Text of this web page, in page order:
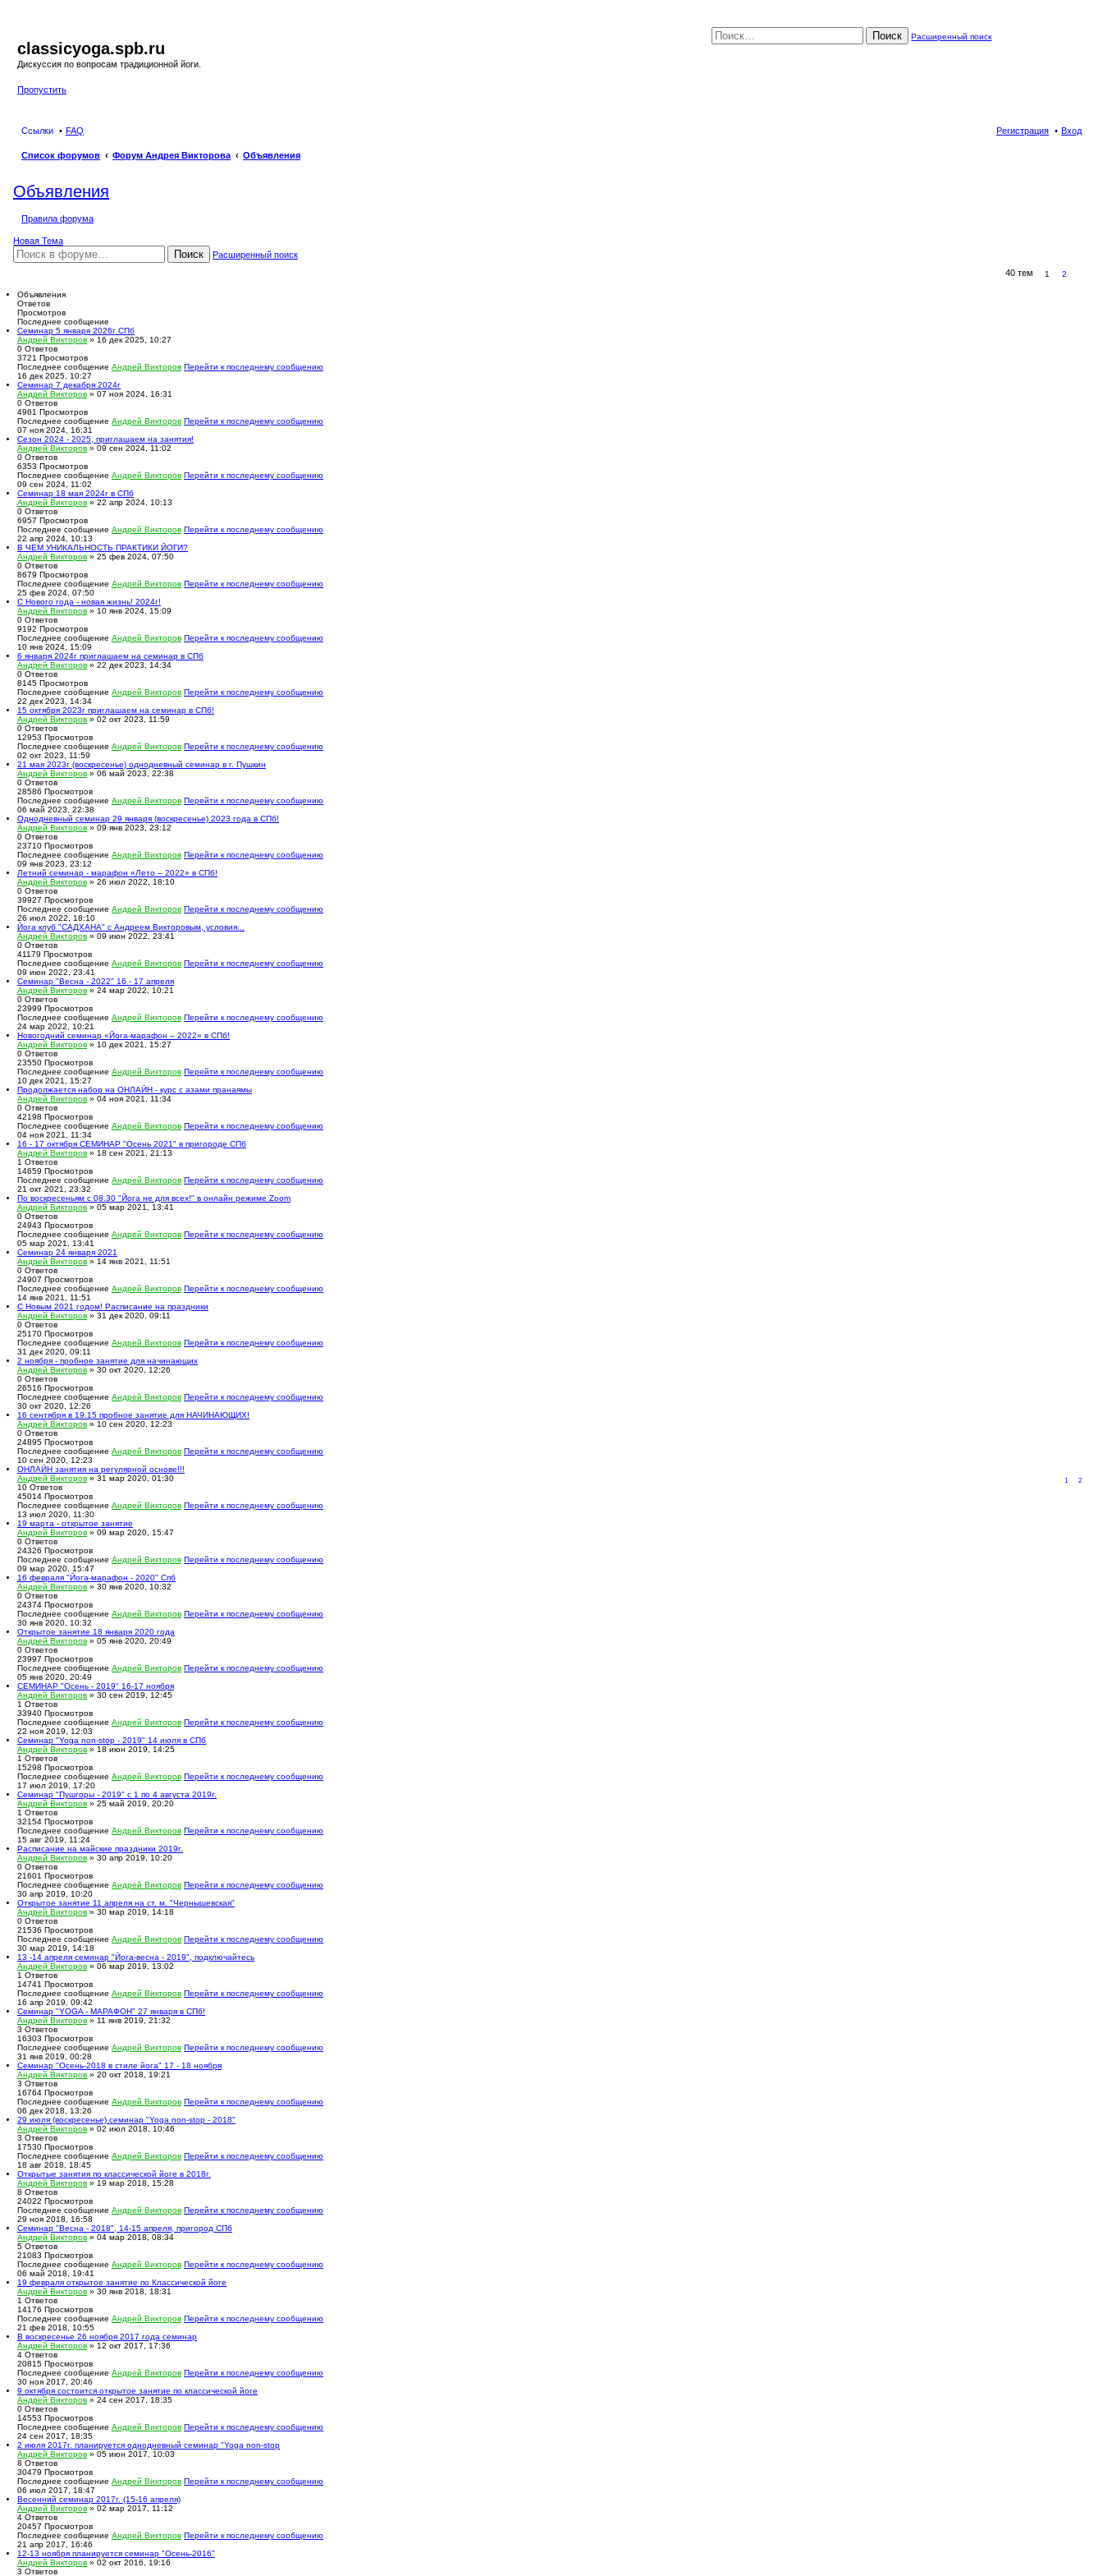
classicyoga.spb.ru
Дискуссия по вопросам традиционной йоги.
Пропустить
Поиск Расширенный поиск
Ссылки FAQ Вход
Регистрация
Список форумов Форум Андрея Викторова Объявления
Объявления
Правила форума
Новая Тема
Поиск
Расширенный поиск
40 тем
1 2
Объявления
Ответов
Просмотров
Последнее сообщение
Семинар 5 января 2026г СПб
Андрей Викторов » 16 дек 2025, 10:27
0 Ответов
3721 Просмотров
Последнее сообщение Андрей Викторов Перейти к последнему сообщению
16 дек 2025, 10:27
Семинар 7 декабря 2024г
Андрей Викторов » 07 ноя 2024, 16:31
0 Ответов
4961 Просмотров
Последнее сообщение Андрей Викторов Перейти к последнему сообщению
07 ноя 2024, 16:31
Сезон 2024 - 2025, приглашаем на занятия!
Андрей Викторов » 09 сен 2024, 11:02
0 Ответов
6353 Просмотров
Последнее сообщение Андрей Викторов Перейти к последнему сообщению
09 сен 2024, 11:02
Семинар 18 мая 2024г в СПб
Андрей Викторов » 22 апр 2024, 10:13
0 Ответов
6957 Просмотров
Последнее сообщение Андрей Викторов Перейти к последнему сообщению
22 апр 2024, 10:13
В ЧЕМ УНИКАЛЬНОСТЬ ПРАКТИКИ ЙОГИ?
Андрей Викторов » 25 фев 2024, 07:50
0 Ответов
8679 Просмотров
Последнее сообщение Андрей Викторов Перейти к последнему сообщению
25 фев 2024, 07:50
С Нового года - новая жизнь! 2024г!
Андрей Викторов » 10 янв 2024, 15:09
0 Ответов
9192 Просмотров
Последнее сообщение Андрей Викторов Перейти к последнему сообщению
10 янв 2024, 15:09
6 января 2024г приглашаем на семинар в СПб
Андрей Викторов » 22 дек 2023, 14:34
0 Ответов
8145 Просмотров
Последнее сообщение Андрей Викторов Перейти к последнему сообщению
22 дек 2023, 14:34
15 октября 2023г приглашаем на семинар в СПб!
Андрей Викторов » 02 окт 2023, 11:59
0 Ответов
12953 Просмотров
Последнее сообщение Андрей Викторов Перейти к последнему сообщению
02 окт 2023, 11:59
21 мая 2023г (воскресенье) однодневный семинар в г. Пушкин
Андрей Викторов » 06 май 2023, 22:38
0 Ответов
28586 Просмотров
Последнее сообщение Андрей Викторов Перейти к последнему сообщению
06 май 2023, 22:38
Однодневный семинар 29 января (воскресенье) 2023 года в СПб!
Андрей Викторов » 09 янв 2023, 23:12
0 Ответов
23710 Просмотров
Последнее сообщение Андрей Викторов Перейти к последнему сообщению
09 янв 2023, 23:12
Летний семинар - марафон «Лето – 2022» в СПб!
Андрей Викторов » 26 июл 2022, 18:10
0 Ответов
39927 Просмотров
Последнее сообщение Андрей Викторов Перейти к последнему сообщению
26 июл 2022, 18:10
Йога клуб "САДХАНА" с Андреем Викторовым, условия...
Андрей Викторов » 09 июн 2022, 23:41
0 Ответов
41179 Просмотров
Последнее сообщение Андрей Викторов Перейти к последнему сообщению
09 июн 2022, 23:41
Семинар "Весна - 2022" 16 - 17 апреля
Андрей Викторов » 24 мар 2022, 10:21
0 Ответов
23999 Просмотров
Последнее сообщение Андрей Викторов Перейти к последнему сообщению
24 мар 2022, 10:21
Новогодний семинар «Йога-марафон – 2022» в СПб!
Андрей Викторов » 10 дек 2021, 15:27
0 Ответов
23550 Просмотров
Последнее сообщение Андрей Викторов Перейти к последнему сообщению
10 дек 2021, 15:27
Продолжается набор на ОНЛАЙН - курс с азами пранаямы
Андрей Викторов » 04 ноя 2021, 11:34
0 Ответов
42198 Просмотров
Последнее сообщение Андрей Викторов Перейти к последнему сообщению
04 ноя 2021, 11:34
16 - 17 октября СЕМИНАР "Осень 2021" в пригороде СПб
Андрей Викторов » 18 сен 2021, 21:13
1 Ответов
14659 Просмотров
Последнее сообщение Андрей Викторов Перейти к последнему сообщению
21 окт 2021, 23:32
По воскресеньям с 08.30 "Йога не для всех!" в онлайн режиме Zoom
Андрей Викторов » 05 мар 2021, 13:41
0 Ответов
24943 Просмотров
Последнее сообщение Андрей Викторов Перейти к последнему сообщению
05 мар 2021, 13:41
Семинар 24 января 2021
Андрей Викторов » 14 янв 2021, 11:51
0 Ответов
24907 Просмотров
Последнее сообщение Андрей Викторов Перейти к последнему сообщению
14 янв 2021, 11:51
С Новым 2021 годом! Расписание на праздники
Андрей Викторов » 31 дек 2020, 09:11
0 Ответов
25170 Просмотров
Последнее сообщение Андрей Викторов Перейти к последнему сообщению
31 дек 2020, 09:11
2 ноября - пробное занятие для начинающих
Андрей Викторов » 30 окт 2020, 12:26
0 Ответов
26516 Просмотров
Последнее сообщение Андрей Викторов Перейти к последнему сообщению
30 окт 2020, 12:26
16 сентября в 19.15 пробное занятие для НАЧИНАЮЩИХ!
Андрей Викторов » 10 сен 2020, 12:23
0 Ответов
24895 Просмотров
Последнее сообщение Андрей Викторов Перейти к последнему сообщению
10 сен 2020, 12:23
ОНЛАЙН занятия на регулярной основе!!!
1 2
Андрей Викторов » 31 мар 2020, 01:30
10 Ответов
45014 Просмотров
Последнее сообщение Андрей Викторов Перейти к последнему сообщению
13 июл 2020, 11:30
19 марта - открытое занятие
Андрей Викторов » 09 мар 2020, 15:47
0 Ответов
24326 Просмотров
Последнее сообщение Андрей Викторов Перейти к последнему сообщению
09 мар 2020, 15:47
16 февраля "Йога-марафон - 2020" Спб
Андрей Викторов » 30 янв 2020, 10:32
0 Ответов
24374 Просмотров
Последнее сообщение Андрей Викторов Перейти к последнему сообщению
30 янв 2020, 10:32
Открытое занятие 18 января 2020 года
Андрей Викторов » 05 янв 2020, 20:49
0 Ответов
23997 Просмотров
Последнее сообщение Андрей Викторов Перейти к последнему сообщению
05 янв 2020, 20:49
СЕМИНАР "Осень - 2019" 16-17 ноября
Андрей Викторов » 30 сен 2019, 12:45
1 Ответов
33940 Просмотров
Последнее сообщение Андрей Викторов Перейти к последнему сообщению
22 ноя 2019, 12:03
Семинар "Yoga non-stop - 2019" 14 июля в СПб
Андрей Викторов » 18 июн 2019, 14:25
1 Ответов
15298 Просмотров
Последнее сообщение Андрей Викторов Перейти к последнему сообщению
17 июл 2019, 17:20
Семинар "Пушгоры - 2019" с 1 по 4 августа 2019г.
Андрей Викторов » 25 май 2019, 20:20
1 Ответов
32154 Просмотров
Последнее сообщение Андрей Викторов Перейти к последнему сообщению
15 авг 2019, 11:24
Расписание на майские праздники 2019г.
Андрей Викторов » 30 апр 2019, 10:20
0 Ответов
21601 Просмотров
Последнее сообщение Андрей Викторов Перейти к последнему сообщению
30 апр 2019, 10:20
Открытое занятие 11 апреля на ст. м. "Чернышевская"
Андрей Викторов » 30 мар 2019, 14:18
0 Ответов
21536 Просмотров
Последнее сообщение Андрей Викторов Перейти к последнему сообщению
30 мар 2019, 14:18
13 -14 апреля семинар "Йога-весна - 2019", подключайтесь
Андрей Викторов » 06 мар 2019, 13:02
1 Ответов
14741 Просмотров
Последнее сообщение Андрей Викторов Перейти к последнему сообщению
16 апр 2019, 09:42
Семинар "YOGA - МАРАФОН" 27 января в СПб!
Андрей Викторов » 11 янв 2019, 21:32
3 Ответов
16303 Просмотров
Последнее сообщение Андрей Викторов Перейти к последнему сообщению
31 янв 2019, 00:28
Семинар "Осень-2018 в стиле йога" 17 - 18 ноября
Андрей Викторов » 20 окт 2018, 19:21
3 Ответов
16764 Просмотров
Последнее сообщение Андрей Викторов Перейти к последнему сообщению
06 дек 2018, 13:26
29 июля (воскресенье) семинар "Yoga non-stop - 2018"
Андрей Викторов » 02 июл 2018, 10:46
3 Ответов
17530 Просмотров
Последнее сообщение Андрей Викторов Перейти к последнему сообщению
18 авг 2018, 18:45
Открытые занятия по классической йоге в 2018г.
Андрей Викторов » 19 мар 2018, 15:28
8 Ответов
24022 Просмотров
Последнее сообщение Андрей Викторов Перейти к последнему сообщению
29 ноя 2018, 16:58
Семинар "Весна - 2018", 14-15 апреля, пригород СПб
Андрей Викторов » 04 мар 2018, 08:34
5 Ответов
21083 Просмотров
Последнее сообщение Андрей Викторов Перейти к последнему сообщению
06 май 2018, 19:41
19 февраля открытое занятие по Классической йоге
Андрей Викторов » 30 янв 2018, 18:31
1 Ответов
14176 Просмотров
Последнее сообщение Андрей Викторов Перейти к последнему сообщению
21 фев 2018, 10:55
В воскресенье 26 ноября 2017 года семинар
Андрей Викторов » 12 окт 2017, 17:36
4 Ответов
20815 Просмотров
Последнее сообщение Андрей Викторов Перейти к последнему сообщению
30 ноя 2017, 20:46
9 октября состоится открытое занятие по классической йоге
Андрей Викторов » 24 сен 2017, 18:35
0 Ответов
14553 Просмотров
Последнее сообщение Андрей Викторов Перейти к последнему сообщению
24 сен 2017, 18:35
2 июля 2017г. планируется однодневный семинар "Yoga non-stop
Андрей Викторов » 05 июн 2017, 10:03
8 Ответов
30479 Просмотров
Последнее сообщение Андрей Викторов Перейти к последнему сообщению
06 июл 2017, 18:47
Весенний семинар 2017г. (15-16 апреля)
Андрей Викторов » 02 мар 2017, 11:12
4 Ответов
20457 Просмотров
Последнее сообщение Андрей Викторов Перейти к последнему сообщению
21 апр 2017, 16:46
12-13 ноября планируется семинар "Осень-2016"
Андрей Викторов » 02 окт 2016, 19:16
3 Ответов